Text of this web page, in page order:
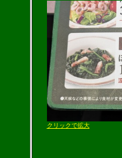
クリックで拡大